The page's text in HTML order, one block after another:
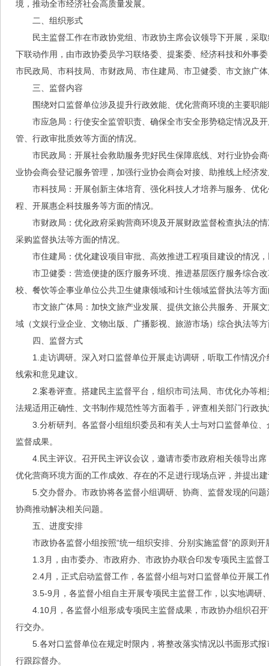
境，推动全市经济社会高质量发展。
二、组织形式
民主监督工作在市政协党组、市政协主席会议领导下开展，采
下联动作用，由市政协委员学习联络委、提案委、经济科技和外事
市民政局、市科技局、市财政局、市住建局、市卫健委、市文旅广
三、监督内容
围绕对口监督单位涉及提升行政效能、优化营商环境的主要职
市应急局：行使安全监管职责、确保全市安全形势稳定情况及
管、行政审批质效等方面的情况。
市民政局：开展社会救助服务兜好民生保障底线、对行业协会
业协会商会登记服务管理，加强行业协会商会对接、助推线上经济
市科技局：开展创新主体培育、强化科技人才培养与服务、优
程、开展惠企科技服务等方面的情况。
市财政局：优化政府采购营商环境及开展财政监督检查执法的
采购监督执法等方面的情况。
市住建局：优化建设项目审批、高效推进工程项目建设的情况
市卫健委：营造便捷的医疗服务环境、推进基层医疗服务综合
校、餐饮等企事业单位公共卫生健康领域和计生领域监督执法等方
市文旅广体局：加快文旅产业发展、提供文旅公共服务、开展
域（文娱行业企业、文物出版、广播影视、旅游市场）综合执法等
四、监督方式
1.走访调研。深入对口监督单位开展走访调研，听取工作情况
线索和意见建议。
2.案卷评查。搭建民主监督平台，组织市司法局、市优化办等
法规适用正确性、文书制作规范性等方面着手，评查相关部门行政
3.分析研判。各监督小组组织委员和有关人士与对口监督单位
监督成果。
4.民主评议。召开民主评议会议，邀请市委市政府相关领导出
优化营商环境方面的工作成效、存在的不足进行现场点评，并提出
5.交办督办。市政协将各监督小组调研、协商、监督发现的问
协商推动解决相关问题。
五、进度安排
市政协各监督小组按照“统一组织安排、分别实施监督”的原则开
1.3月，由市委办、市政府办、市政协办联合印发专项民主监督
2.4月，正式启动监督工作，各监督小组与对口监督单位开展
3.5-9月，各监督小组自主开展专项民主监督工作，以实地调
4.10月，各监督小组形成专项民主监督成果，市政协办组织召
行交办。
5.各对口监督单位在规定时限内，将整改落实情况以书面形式
行跟踪督办。